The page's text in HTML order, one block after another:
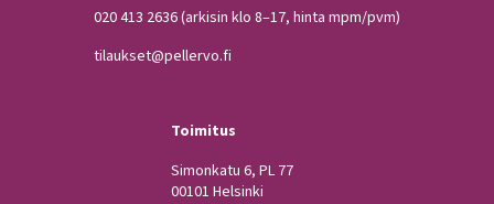
020 413 2636(arkisin klo 8–17, hinta mpm/pvm)
tilaukset@pellervo.fi
Toimitus
Simonkatu 6, PL 77
00101 Helsinki